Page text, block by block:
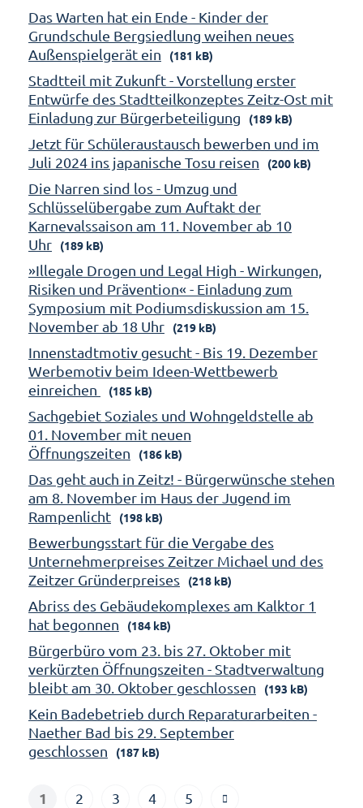
Das Warten hat ein Ende - Kinder der
Grundschule Bergsiedlung weihen neues
Außenspielgerät ein
(181 kB)
Stadtteil mit Zukunft - Vorstellung erster
Entwürfe des Stadtteilkonzeptes Zeitz-Ost mit
Einladung zur Bürgerbeteiligung
(189 kB)
Jetzt für Schüleraustausch bewerben und im
Juli 2024 ins japanische Tosu reisen
(200 kB)
Die Narren sind los - Umzug und
Schlüsselübergabe zum Auftakt der
Karnevalssaison am 11. November ab 10
Uhr
(189 kB)
»Illegale Drogen und Legal High - Wirkungen,
Risiken und Prävention« - Einladung zum
Symposium mit Podiumsdiskussion am 15.
November ab 18 Uhr
(219 kB)
Innenstadtmotiv gesucht - Bis 19. Dezember
Werbemotiv beim Ideen-Wettbewerb
einreichen
(185 kB)
Sachgebiet Soziales und Wohngeldstelle ab
01. November mit neuen
Öffnungszeiten
(186 kB)
Das geht auch in Zeitz! - Bürgerwünsche stehen
am 8. November im Haus der Jugend im
Rampenlicht
(198 kB)
Bewerbungsstart für die Vergabe des
Unternehmerpreises Zeitzer Michael und des
Zeitzer Gründerpreises
(218 kB)
Abriss des Gebäudekomplexes am Kalktor 1
hat begonnen
(184 kB)
Bürgerbüro vom 23. bis 27. Oktober mit
verkürzten Öffnungszeiten - Stadtverwaltung
bleibt am 30. Oktober geschlossen
(193 kB)
Kein Badebetrieb durch Reparaturarbeiten -
Naether Bad bis 29. September
geschlossen
(187 kB)
1 2 3 4 5